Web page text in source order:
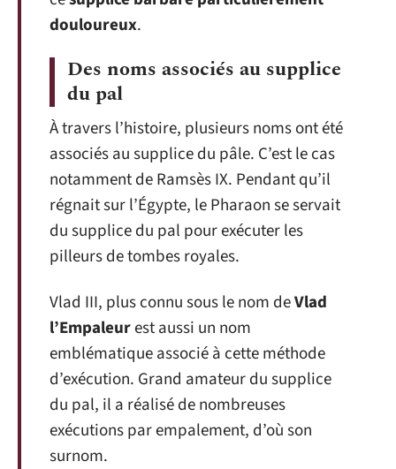
douloureux.
Des noms associés au supplice
du pal
À travers l’histoire, plusieurs noms ont été
associés au supplice du pâle. C’est le cas
notamment de Ramsès IX. Pendant qu’il
régnait sur l’Égypte, le Pharaon se servait
du supplice du pal pour exécuter les
pilleurs de tombes royales.
Vlad III, plus connu sous le nom deVlad
l’Empaleurest aussi un nom
emblématique associé à cette méthode
d’exécution. Grand amateur du supplice
du pal, il a réalisé de nombreuses
exécutions par empalement, d’où son
surnom.